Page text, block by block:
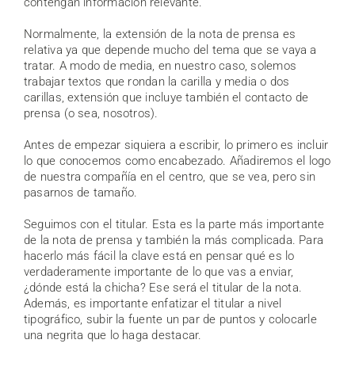
Normalmente, la extensión de la nota de prensa es
relativa ya que depende mucho del tema que se vaya a
tratar. A modo de media, en nuestro caso, solemos
trabajar textos que rondan la carilla y media o dos
carillas, extensión que incluye también el contacto de
prensa (o sea, nosotros).
Antes de empezar siquiera a escribir, lo primero es incluir
lo que conocemos como encabezado. Añadiremos el logo
de nuestra compañía en el centro, que se vea, pero sin
pasarnos de tamaño.
Seguimos con el titular. Esta es la parte más importante
de la nota de prensa y también la más complicada. Para
hacerlo más fácil la clave está en pensar qué es lo
verdaderamente importante de lo que vas a enviar,
¿dónde está la chicha? Ese será el titular de la nota.
Además, es importante enfatizar el titular a nivel
tipográfico, subir la fuente un par de puntos y colocarle
una negrita que lo haga destacar.